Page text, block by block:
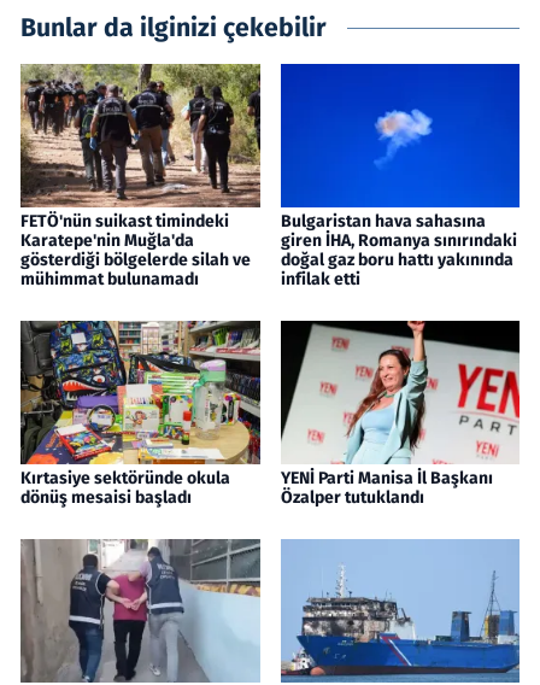
Bunlar da ilginizi çekebilir
FETÖ'nün suikast timindeki
Karatepe'nin Muğla'da
gösterdiği bölgelerde silah ve
mühimmat bulunamadı
Bulgaristan hava sahasına
giren İHA, Romanya sınırındaki
doğal gaz boru hattı yakınında
infilak etti
Kırtasiye sektöründe okula
dönüş mesaisi başladı
YENİ Parti Manisa İl Başkanı
Özalper tutuklandı